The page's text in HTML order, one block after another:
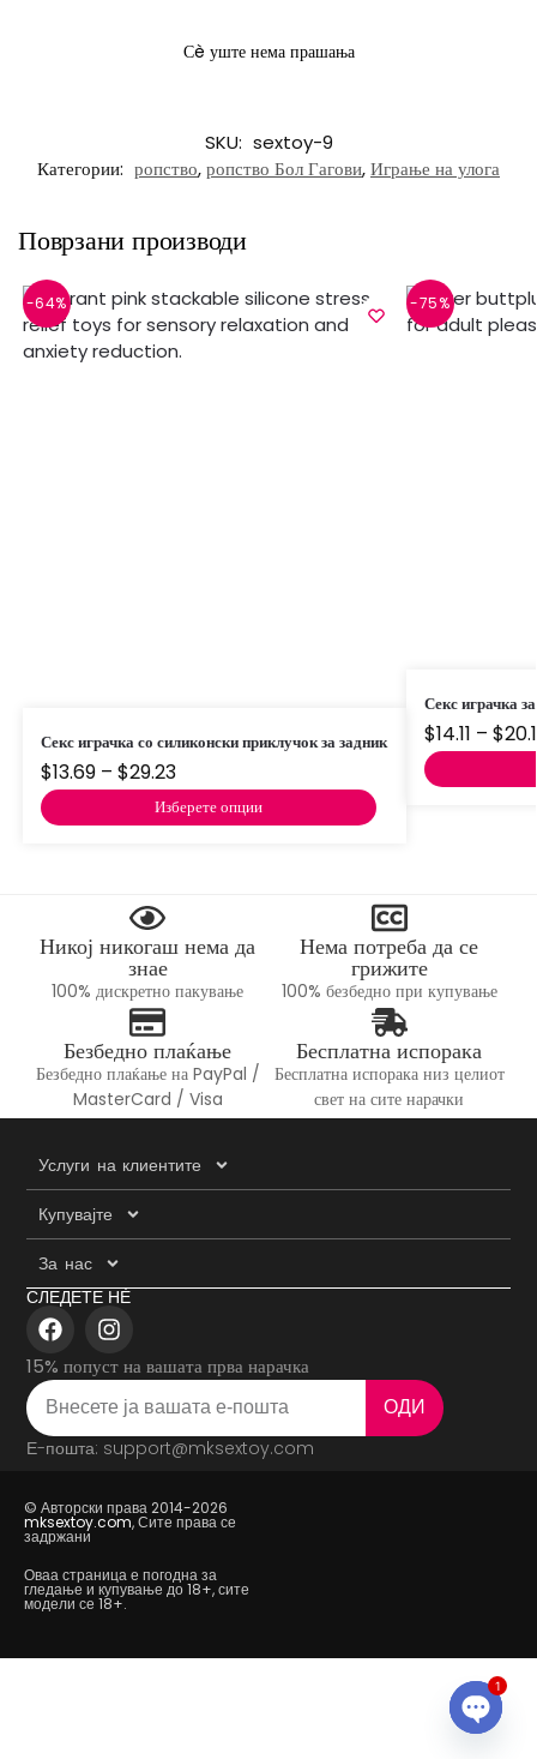
Сè уште нема прашања
SKU: sextoy-9
Категории: ропство,ропство Бол Гагови,Играње на улога
Поврзани производи
-64%
Секс играчка со силиконски приклучок за задник
$13.69 – $29.23
Изберете опции
-75%
Секс играчка
$14.11 – $
Никој никогаш нема да
знае
100% дискретно пакување
Нема потреба да се
грижите
100% безбедно при купување
Безбедно плаќање
Безбедно плаќање на PayPal /
MasterCard / Visa
Бесплатна испорака
Бесплатна испорака низ целиот
свет на сите нарачки
Услуги на клиентите
Купувајте
За нас
СЛЕДЕТЕ НÈ
15% попуст на вашата прва нарачка
ОДИ
Е-пошта: support@mksextoy.com
© Авторски права 2014-2026
mksextoy.com, Сите права се
задржани
Оваа страница е погодна за
гледање и купување до 18+, сите
модели се 18+.
1